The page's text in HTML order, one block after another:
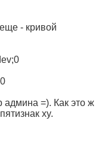
- кривой
админа =). Как это ж
xy.